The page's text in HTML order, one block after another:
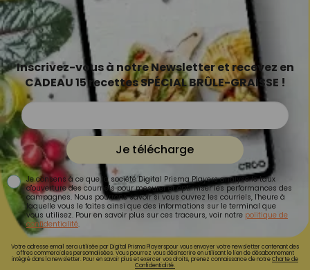
Inscrivez-vous à notre Newsletter et recevez en
CADEAU 15 recettes SPÉCIAL BRÛLE-GRAISSE !
Je télécharge
Je consens à ce que la société Digital Prisma Players analyse le taux
d'ouverture des courriels pour mesurer et optimiser les performances des
campagnes. Nous pourrons savoir si vous ouvrez les courriels, l'heure à
laquelle vous le faites ainsi que des informations sur le terminal que
vous utilisez. Pour en savoir plus sur ces traceurs, voir notre politique de
confidentialité.
Votre adresse email sera utilisée par Digital Prisma Playerspour vous envoyer votre newsletter contenant des
offres commerciales personnalisées. Vous pourrez vous désinscrire en utilisant le lien de désabonnement
intégré dans la newsletter. Pour en savoir plus et exercer vos droits, prenez connaissance de notreCharte de
Confidentialité.